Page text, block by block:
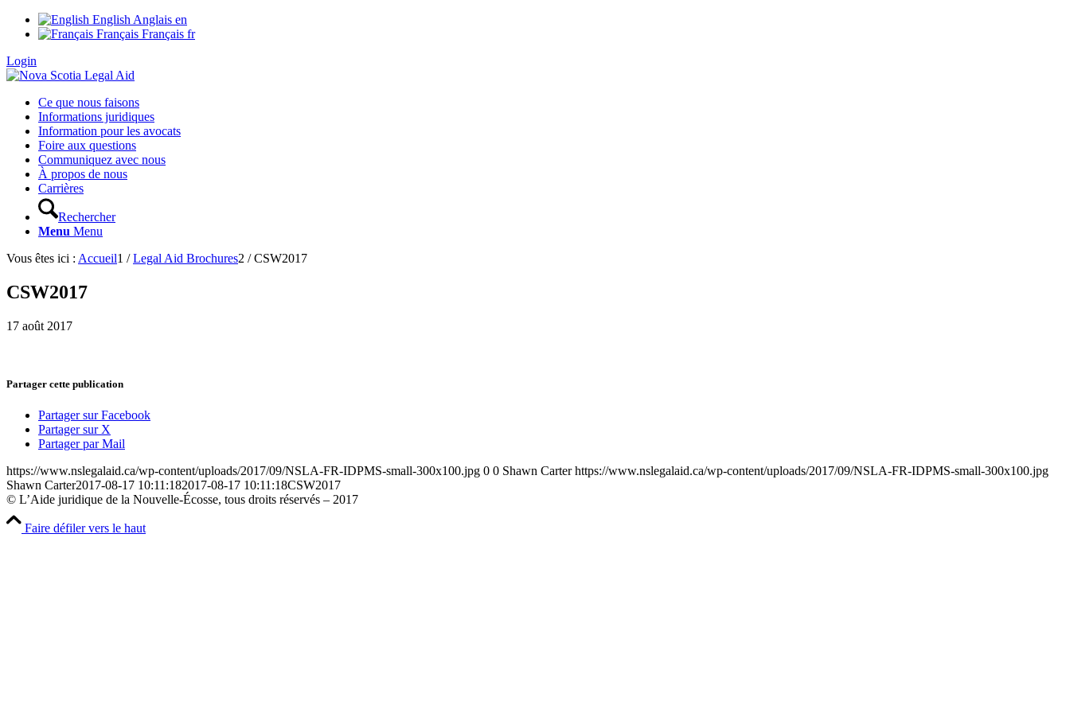
English Anglais en
Français Français fr
Login
Ce que nous faisons
Informations juridiques
Information pour les avocats
Foire aux questions
Communiquez avec nous
À propos de nous
Carrières
Rechercher
Menu Menu
Vous êtes ici : Accueil1 / Legal Aid Brochures2 / CSW2017
CSW2017
17 août 2017
Partager cette publication
Partager sur Facebook
Partager sur X
Partager par Mail
https://www.nslegalaid.ca/wp-content/uploads/2017/09/NSLA-FR-IDPMS-small-300x100.jpg 0 0 Shawn Carter https://www.nslegalaid.ca/wp-content/uploads/2017/09/NSLA-FR-IDPMS-small-300x100.jpg
Shawn Carter2017-08-17 10:11:182017-08-17 10:11:18CSW2017
© L’Aide juridique de la Nouvelle-Écosse, tous droits réservés – 2017
Faire défiler vers le haut